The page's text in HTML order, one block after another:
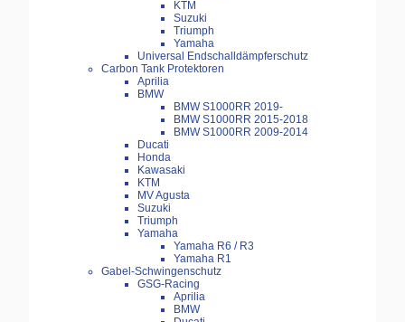
KTM
Suzuki
Triumph
Yamaha
Universal Endschalldämpferschutz
Carbon Tank Protektoren
Aprilia
BMW
BMW S1000RR 2019-
BMW S1000RR 2015-2018
BMW S1000RR 2009-2014
Ducati
Honda
Kawasaki
KTM
MV Agusta
Suzuki
Triumph
Yamaha
Yamaha R6 / R3
Yamaha R1
Gabel-Schwingenschutz
GSG-Racing
Aprilia
BMW